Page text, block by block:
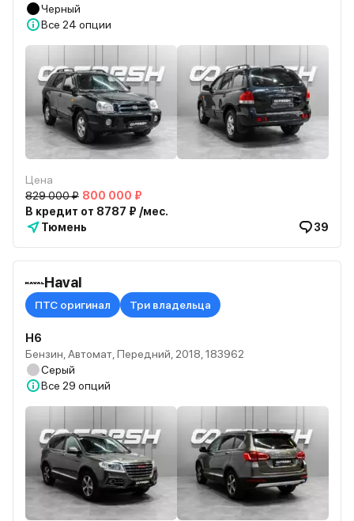
Черный
Все 24 опции
Цена
829 000 ₽ 800 000 ₽
В кредит от 8787 ₽ /мес.
Тюмень
39
Haval
ПТС оригинал Три владельца
H6
Бензин, Автомат, Передний, 2018, 183962
Серый
Все 29 опций